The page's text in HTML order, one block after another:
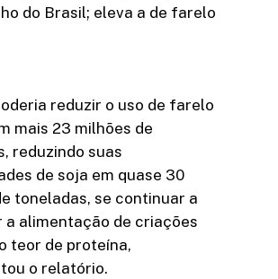
do Brasil; eleva a de farelo
reduzir o uso de farelo
mais 23 milhões de
reduzindo suas
de soja em quase 30
toneladas, se continuar a
a alimentação de criações
teor de proteína,
o relatório.